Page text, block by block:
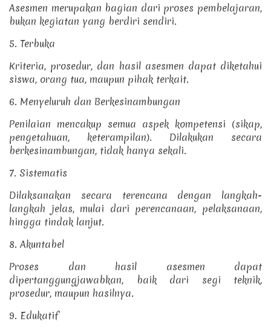
Asesmen merupakan bagian dari proses pembelajaran,
bukan kegiatan yang berdiri sendiri.
5. Terbuka
Kriteria, prosedur, dan hasil asesmen dapat diketahui
siswa, orang tua, maupun pihak terkait.
6. Menyeluruh dan Berkesinambungan
Penilaian mencakup semua aspek kompetensi (sikap,
pengetahuan, keterampilan). Dilakukan secara
berkesinambungan, tidak hanya sekali.
7. Sistematis
Dilaksanakan secara terencana dengan langkah-
langkah jelas, mulai dari perencanaan, pelaksanaan,
hingga tindak lanjut.
8. Akuntabel
Proses dan hasil asesmen dapat
dipertanggungjawabkan, baik dari segi teknik,
prosedur, maupun hasilnya.
9. Edukatif